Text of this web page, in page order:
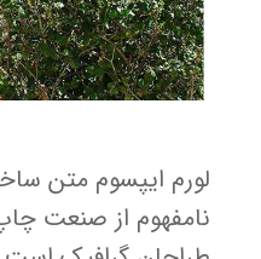
لورم ایپسوم متن
نامفهوم از صنعت